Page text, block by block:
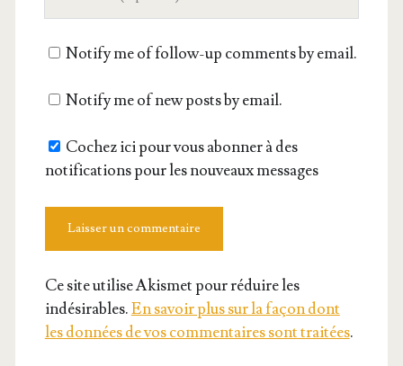
siteNotify me of follow-up comments by email.
Notify me of new posts by email.
Cochez ici pour vous abonner à des
notifications pour les nouveaux messages
Ce site utilise Akismet pour réduire les
indésirables.En savoir plus sur la façon dont
les données de vos commentaires sont traitées.